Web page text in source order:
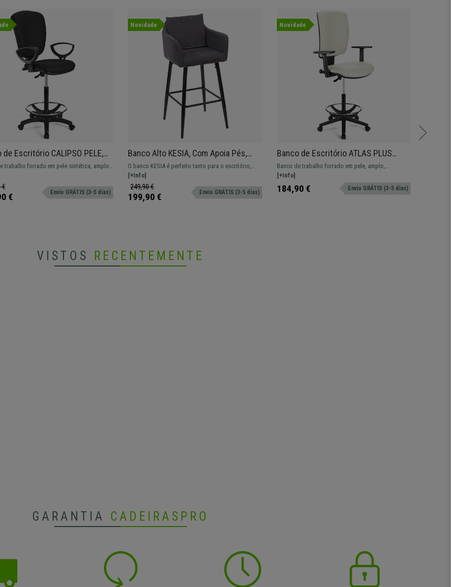
de Escritório CALIPSO PELE,
ajustável, Bom Acolchoado
cor Preto
trabalho forrado em pele sintética, amplo,
e confortável com repousa pés e apoia
Ajustável e adaptável para uso profissional.
€
€ Envio GRÁTIS (3-5 dias)
Novidade
Banco Alto KESIA, Com Apoia Pés,
Design Elegante, Em Pano, Cor Cinza
Escuro
O banco KESIA é perfeito tanto para o escritório,
como para casa. Inclui almofada para conforto
superior.
[+Info]
249,90 €
199,90 € Envio GRÁTIS (3-5 dias)
Novidade
Banco de Escritório ATLAS PLUS
PELE, Encosto ajustável, Bom
Acolchoado, Em Branco
Banco de trabalho forrado em pele, amplo,
resistente e confortável. Ajustável e adaptável para
uso profissional.
[+Info]
184,90 € Envio GRÁTIS (3-5 dias)
VISTOS RECENTEMENTE
GARANTIA CADEIRASPRO